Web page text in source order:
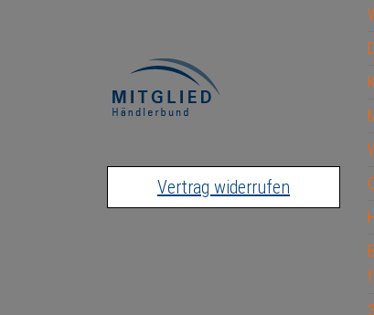
Vertrag widerrufen